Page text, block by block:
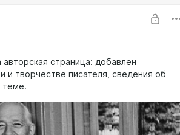
авторская страница: добавлен
и творчестве писателя, сведения об
теме.